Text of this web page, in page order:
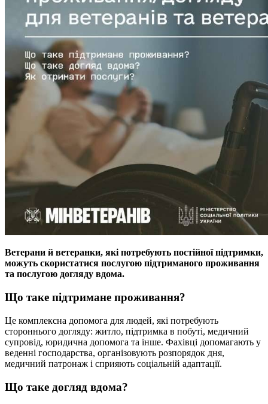
Ветерани й ветеранки, які потребують постійної підтримки,
можуть скористатися послугою підтриманого проживання
та послугою догляду вдома.
Що таке підтримане проживання?
Це комплексна допомога для людей, які потребують
стороннього догляду: житло, підтримка в побуті, медичний
супровід, юридична допомога та інше. Фахівці допомагають у
веденні господарства, організовують розпорядок дня,
медичний патронаж і сприяють соціальній адаптації.
Що таке догляд вдома?